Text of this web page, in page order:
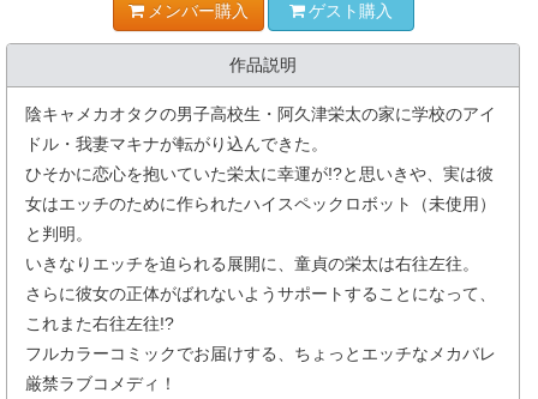
メンバー購入 ゲスト購入
作品説明
陰キャメカオタクの男子高校生・阿久津栄太の家に学校のアイ
ドル・我妻マキナが転がり込んできた。
ひそかに恋心を抱いていた栄太に幸運が!?と思いきや、実は彼
女はエッチのために作られたハイスペックロボット（未使用）
と判明。
いきなりエッチを迫られる展開に、童貞の栄太は右往左往。
さらに彼女の正体がばれないようサポートすることになって、
これまた右往左往!?
フルカラーコミックでお届けする、ちょっとエッチなメカバレ
厳禁ラブコメディ！